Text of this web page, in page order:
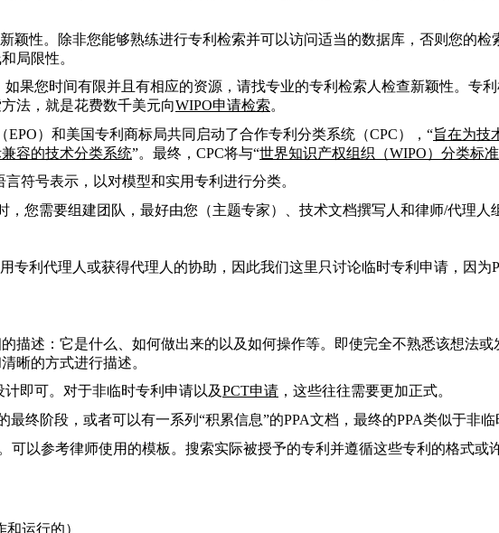
颖性。
除非您能够熟练进行专利检索并可以访问适当的数据库，否则您的
局限性。
果您时间有限并且有相应的资源，请找专业的专利检索人检查新颖性。专
法，就是花费数千美元向WIPO申请检索。
）和美国专利商标局共同启动了合作专利分类系统（CPC），“旨在为技
容的技术分类系统”。最终，CPC将与“世界知识产权组织（WIPO）分类标
符号表示，以对模型和实用专利进行分类。
，您需要组建团队，最好由您（主题专家）、技术文档撰写人和律师/代理人
专利代理人或获得代理人的协助，因此我们这里只讨论临时专利申请，因为
描述： 它是什么、如何做出来的以及如何操作等。即使完全不熟悉该想法
晰的方式进行描述。
即可。对于非临时专利申请以及PCT申请 ，这些往往需要更加正式。
终阶段，或者可以有一系列“积累信息”的PPA文档，最终的PPA类似于非临
可以参考律师使用的模板。搜索实际被授予的专利并遵循这些专利的格式或
运行的）